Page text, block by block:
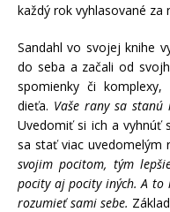
každý rok vyhlasované za
Sandahl vo svojej knihe
do seba a začali od
spomienky či
dieťa. Vaše rany sa
Uvedomiť si ich a vyhnúť
sa stať viac uvedomelým
svojim pocitom, tým
pocity aj pocity iných. A to
rozumieť sami sebe.